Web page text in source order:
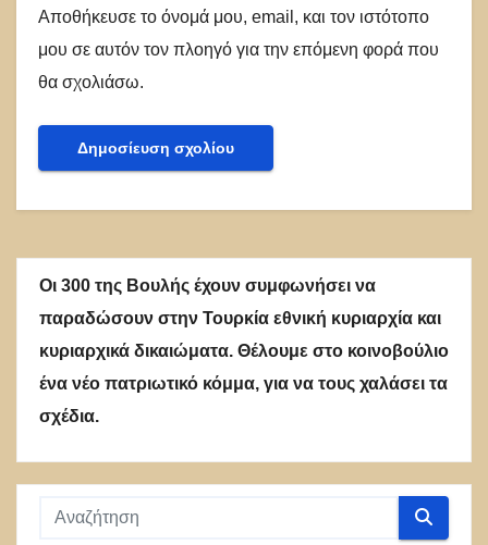
Αποθήκευσε το όνομά μου, email, και τον ιστότοπο
μου σε αυτόν τον πλοηγό για την επόμενη φορά που
θα σχολιάσω.
Οι 300 της Βουλής έχουν συμφωνήσει να
παραδώσουν στην Τουρκία εθνική κυριαρχία και
κυριαρχικά δικαιώματα. Θέλουμε στο κοινοβούλιο
ένα νέο πατριωτικό κόμμα, για να τους χαλάσει τα
σχέδια.